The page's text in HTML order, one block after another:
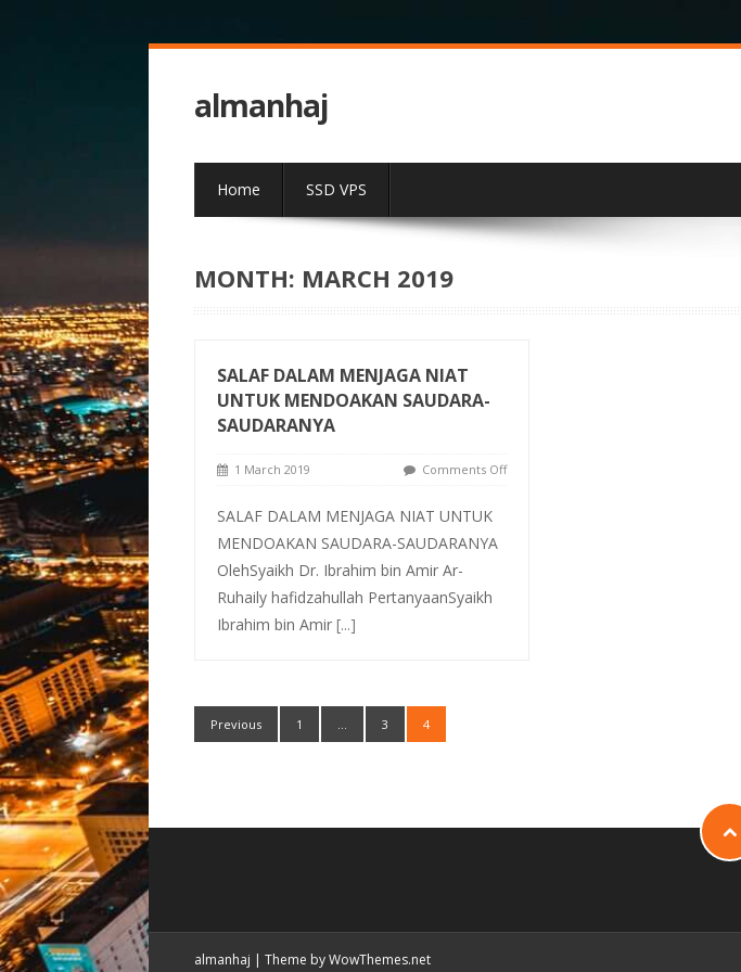
almanhaj
Home SSD VPS
MONTH: MARCH 2019
SALAF DALAM MENJAGA NIAT
UNTUK MENDOAKAN SAUDARA-
SAUDARANYA
1 March 2019 Comments Off
SALAF DALAM MENJAGA NIAT UNTUK
MENDOAKAN SAUDARA-SAUDARANYA
OlehSyaikh Dr. Ibrahim bin Amir Ar-
Ruhaily hafidzahullah PertanyaanSyaikh
Ibrahim bin Amir [...]
Previous 1 … 3 4
almanhaj | Theme by WowThemes.net